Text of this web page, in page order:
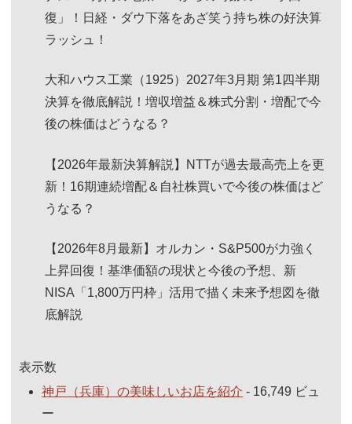
復」！日経・ダウ下落をあざ笑う持ち株の好決算
ラッシュ！
大和ハウス工業（1925）2027年3月期 第1四半期
決算を徹底解説！増収増益＆株式分割・増配で今
後の株価はどうなる？
【2026年最新決算解説】NTTが過去最高売上を更
新！16期連続増配＆自社株買いで今後の株価はど
うなる？
【2026年8月最新】オルカン・S&P500が力強く
上昇回復！基準価額の現状と今後の予想、新
NISA「1,800万円枠」活用で描く未来予想図を徹
底解説
表示数
神戸（兵庫）の美味しいお店を紹介 - 16,749 ビュ
ー